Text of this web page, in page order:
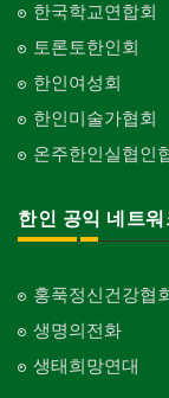
한국학교연합회
토론토한인회
한인여성회
한인미술가협회
온주한인실협인
한인 공익 네트워
홍푹정신건강협
생명의전화
생태희망연대